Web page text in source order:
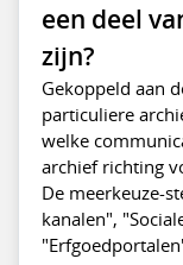
een deel
zijn?
Gekoppeld aan
particuliere
welke
archief richting
De meerkeuze-
kanalen",